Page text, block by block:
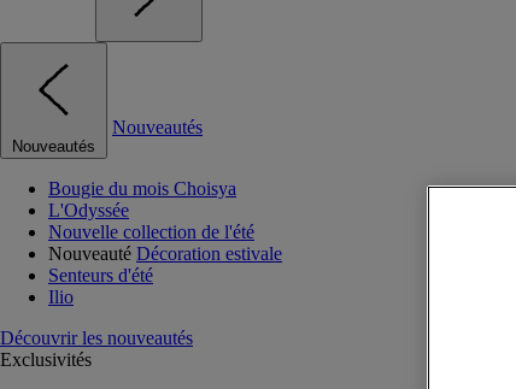
Nouveautés
Nouveautés
Bougie du mois Choisya
L'Odyssée
Nouvelle collection de l'été
Nouveauté Décoration estivale
Senteurs d'été
Ilio
Découvrir les nouveautés
Exclusivités